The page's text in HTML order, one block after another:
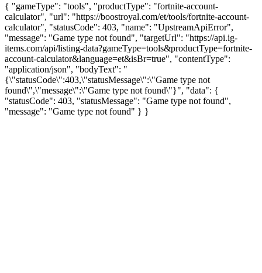
{ "gameType": "tools", "productType": "fortnite-account-
calculator", "url": "https://boostroyal.com/et/tools/fortnite-account-
calculator", "statusCode": 403, "name": "UpstreamApiError",
"message": "Game type not found", "targetUrl": "https://api.ig-
items.com/api/listing-data?gameType=tools&productType=fortnite-
account-calculator&language=et&isBr=true", "contentType":
"application/json", "bodyText": "
{\"statusCode\":403,\"statusMessage\":\"Game type not
found\",\"message\":\"Game type not found\"}", "data": {
"statusCode": 403, "statusMessage": "Game type not found",
"message": "Game type not found" } }